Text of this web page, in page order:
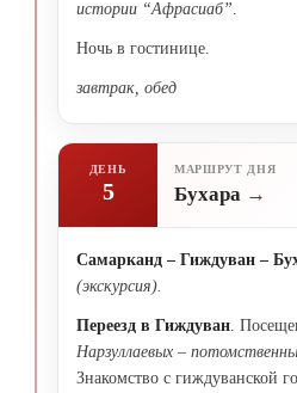
истории “Афрасиаб”
Ночь в гостинице.
завтрак, обед
ДЕНЬ
5
МАРШРУТ ДНЯ
Бухара
Самарканд – Гиждуван –
(экскурсия).
Переезд в Гиждуван .
Нарзуллаевых –
Знакомство с гиждуванской